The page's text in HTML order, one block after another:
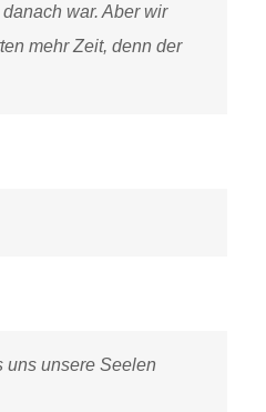
war. Aber wir
mehr Zeit, denn der
uns unsere Seelen